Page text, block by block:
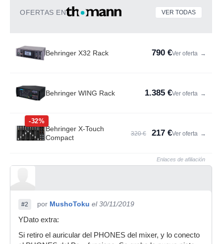
OFERTAS EN VER TODAS
Behringer X32 Rack 790 €Ver oferta →
Behringer WING Rack 1.385 €Ver oferta →
-32%
Behringer X-Touch
Compact
320 € 217 €Ver oferta →
Enlaces de afiliación
#2 por MushoToku el 30/11/2019
YDato extra:
Si retiro el auricular del PHONES del mixer, y lo conecto